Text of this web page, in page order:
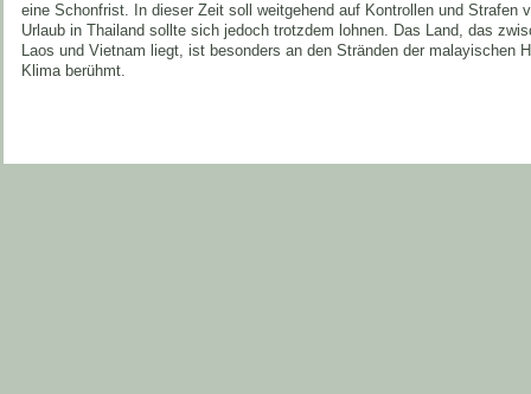
eine Schonfrist. In dieser Zeit soll weitgehend auf Kontrollen und Strafen
Urlaub in Thailand sollte sich jedoch trotzdem lohnen. Das Land, das
Laos und Vietnam liegt, ist besonders an den Stränden der malayischen
Klima berühmt.